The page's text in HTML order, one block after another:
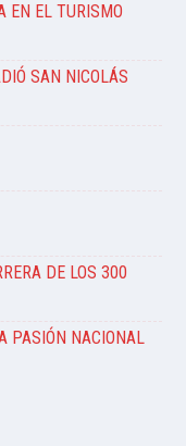
EN EL TURISMO
SAN NICOLÁS
DE LOS 300
PASIÓN NACIONAL